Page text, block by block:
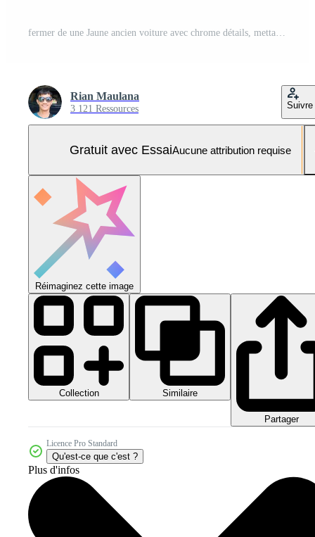
fermer de une Jaune ancien voiture avec chrome détails, mettant en valeur ses phare et capuche Photo Pro
Rian Maulana
3 121 Ressources Suivre
Gratuit avec EssaiAucune attribution requise
Réimaginez cette image
Collection Similaire
Partager
Licence Pro Standard
Qu'est-ce que c'est ?
Plus d'infos